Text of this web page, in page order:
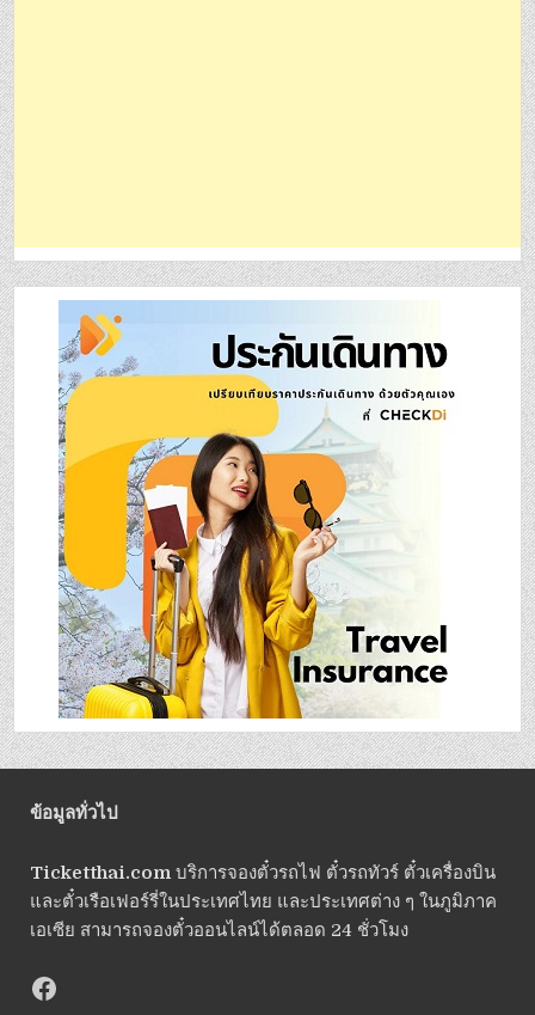
ข้อมูลทั่วไป
Ticketthai.comบริการจองตั๋วรถไฟ ตั๋วรถทัวร์ ตั๋วเครื่องบิน
และตั๋วเรือเฟอร์รี่ในประเทศไทย และประเทศต่าง ๆ ในภูมิภาค
เอเซีย สามารถจองตั๋วออนไลน์ได้ตลอด 24 ชั่วโมง